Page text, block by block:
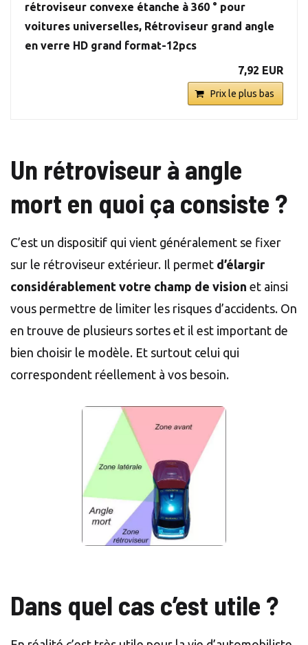
rétroviseur convexe étanche à 360 ° pour
voitures universelles, Rétroviseur grand angle
en verre HD grand format-12pcs
7,92 EUR
Prix le plus bas
Un rétroviseur à angle
mort en quoi ça consiste ?
C’est un dispositif qui vient généralement se fixer
sur le rétroviseur extérieur. Il permet d’élargir
considérablement votre champ de vision et ainsi
vous permettre de limiter les risques d’accidents. On
en trouve de plusieurs sortes et il est important de
bien choisir le modèle. Et surtout celui qui
correspondent réellement à vos besoin.
Dans quel cas c’est utile ?